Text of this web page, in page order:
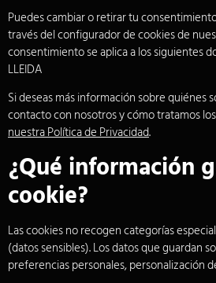
Puedes cambiar o retirar tu
través del configurador de cookies de
consentimiento se aplica a los siguientes
LLEIDA
Si deseas más información sobre quiénes
contacto con nosotros y cómo tratamos
nuestra Política de Privacidad.
¿Qué información
cookie?
Las cookies no recogen categorías
(datos sensibles). Los datos que guardan
preferencias personales, personalización